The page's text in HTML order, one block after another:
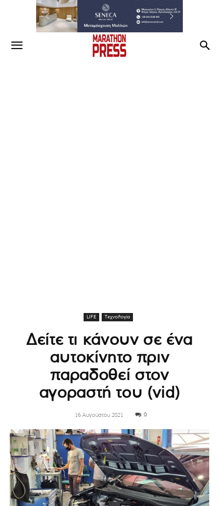
LIFE Τεχνολογία
Δείτε τι κάνουν σε ένα
αυτοκίνητο πριν
παραδοθεί στον
αγοραστή του (vid)
16 Αυγούστου 2021 0